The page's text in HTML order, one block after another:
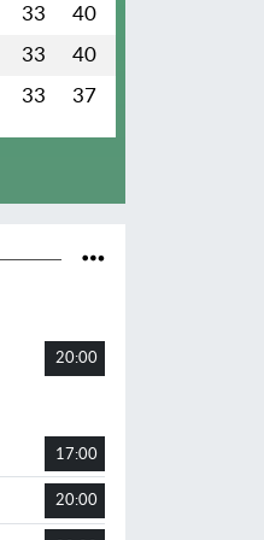
33 40
33 40
33 37
20:00
17:00
20:00